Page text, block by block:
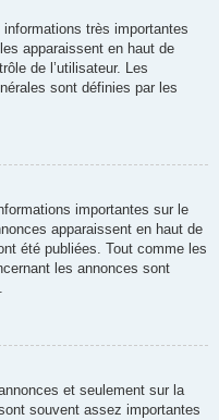
très importantes
apparaissent en haut de
de l’utilisateur. Les
sont définies par les
importantes sur le
apparaissent en haut de
été publiées. Tout comme les
les annonces sont
et seulement sur la
souvent assez importantes